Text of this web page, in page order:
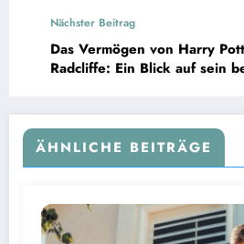
Nächster Beitrag
Das Vermögen von Harry
Radcliffe: Ein Blick auf sein
ÄHNLICHE BEITRÄGE